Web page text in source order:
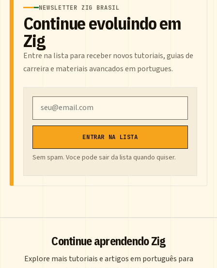
NEWSLETTER ZIG BRASIL
Continue evoluindo em
Zig
Entre na lista para receber novos tutoriais, guias de
carreira e materiais avancados em portugues.
ENTRAR NA LISTA
Sem spam. Voce pode sair da lista quando quiser.
Continue aprendendo Zig
Explore mais tutoriais e artigos em português para